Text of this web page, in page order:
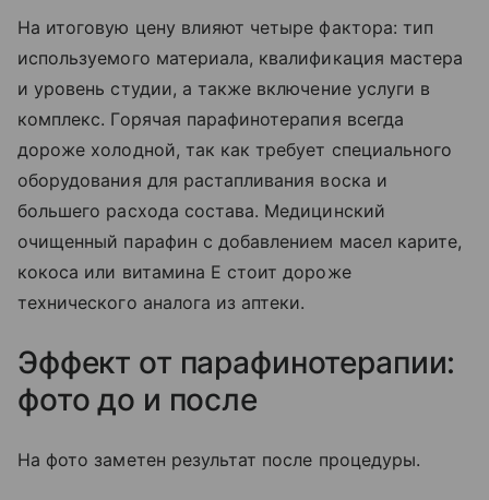
На итоговую цену влияют четыре фактора: тип
используемого материала, квалификация мастера
и уровень студии, а также включение услуги в
комплекс. Горячая парафинотерапия всегда
дороже холодной, так как требует специального
оборудования для растапливания воска и
большего расхода состава. Медицинский
очищенный парафин с добавлением масел карите,
кокоса или витамина Е стоит дороже
технического аналога из аптеки.
Эффект от парафинотерапии:
фото до и после
На фото заметен результат после процедуры.